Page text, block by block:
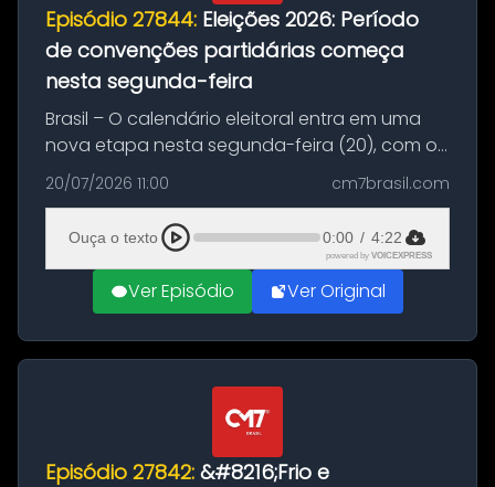
Episódio 27844: Eleições 2026: Período
de convenções partidárias começa
nesta segunda-feira
Brasil – O calendário eleitoral entra em uma
nova etapa nesta segunda-feira (20), com o
início do período destinado às convenções
partidárias. Até 5 de agosto, partidos e
federações poderão oficializa...
20/07/2026 11:00 cm7brasil.com
Ouça o texto 0:00 / 4:22
powered by VOICEXPRESS
Ver Episódio Ver Original
Episódio 27842: &#8216;Frio e